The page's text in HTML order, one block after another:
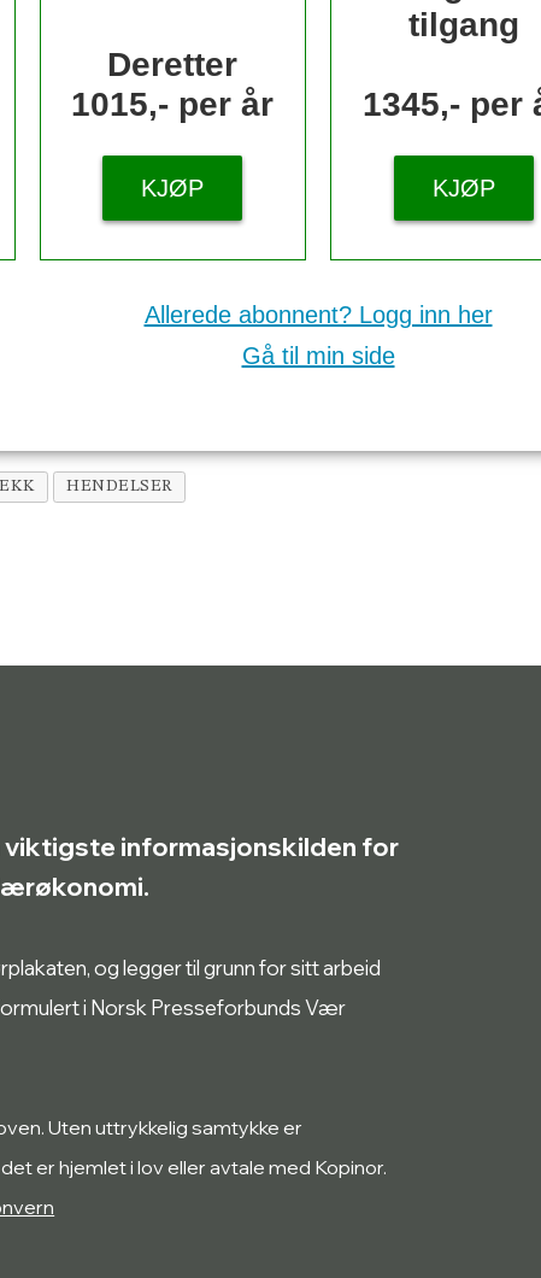
Deretter
1015,- per år
KJØP
tilgang
1345,- per
KJØP
Allerede abonnent? Logg inn her
Gå til min side
HENDELSER
informasjonskilden for
og legger til grunn for sitt arbeid
i Norsk Presseforbunds Vær
Uten uttrykkelig samtykke er
er hjemlet i lov eller avtale med Kopinor.